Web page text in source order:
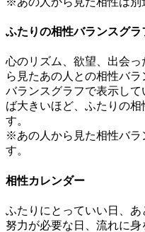
ふたりの相性バランスグラ
心のリズム、欲望、出会
ら見たあの人との相性バ
バランスグラフで表示し
ば大きいほど、ふたりの
す。
※あの人から見た相性バラ
す。
相性カレンダー
ふたりにとっていい日、
努力が必要な日、流れに